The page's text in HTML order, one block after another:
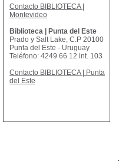
Contacto BIBLIOTECA |
Montevideo
Biblioteca | Punta del Este
Prado y Salt Lake, C.P 20100
Punta del Este - Uruguay
Teléfono: 4249 66 12 int. 103
Contacto BIBLIOTECA | Punta
del Este